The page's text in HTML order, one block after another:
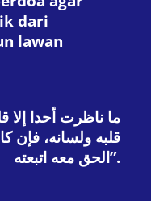
dari
lawan
قلبه ولسانه، فإن
الحق معه اتبعته”.